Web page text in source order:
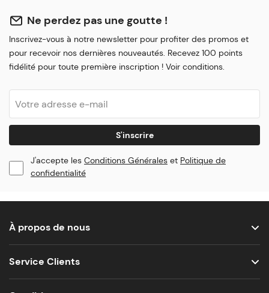
Ne perdez pas une goutte !
Inscrivez-vous à notre newsletter pour profiter des promos et
pour recevoir nos dernières nouveautés. Recevez 100 points
fidélité pour toute première inscription ! Voir conditions.
S'inscrire
J'accepte les Conditions Générales et Politique de
confidentialité
À propos de nous
Service Clients